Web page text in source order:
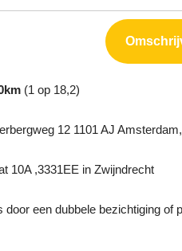
(1 op 18,2)
12 1101 AJ
10A ,3331EE in Zwijndrecht
een dubbele bezichtiging of